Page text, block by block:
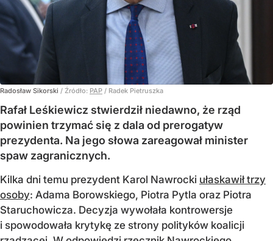
Radosław Sikorski / Źródło: PAP / Radek Pietruszka
Rafał Leśkiewicz stwierdził niedawno, że rząd
powinien trzymać się z dala od prerogatyw
prezydenta. Na jego słowa zareagował minister
spaw zagranicznych.
Kilka dni temu prezydent Karol Nawrocki ułaskawił trzy
osoby: Adama Borowskiego, Piotra Pytla oraz Piotra
Staruchowicza. Decyzja wywołała kontrowersje
i spowodowała krytykę ze strony polityków koalicji